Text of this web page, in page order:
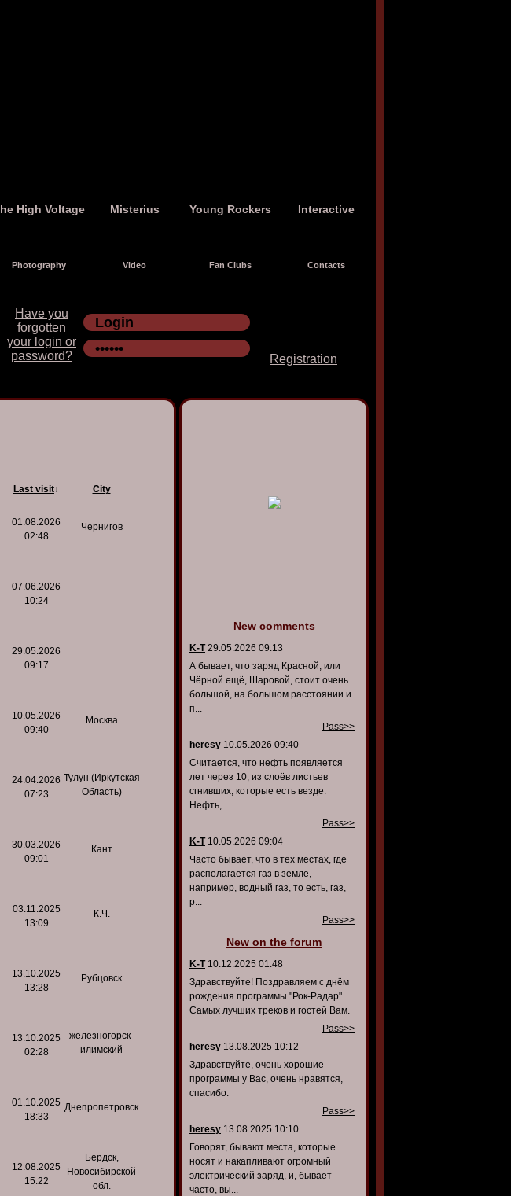
High Voltage Misterius Young Rockers Interactive
Photography Video Fan Clubs Contacts
Have you
forgotten
your login or
password?
Registration
Last visit↓ City
01.08.2026
02:48
Чернигов
07.06.2026
10:24
29.05.2026
09:17
10.05.2026
09:40
Москва
24.04.2026
07:23
Тулун (Иркутская
Область)
30.03.2026
09:01
Кант
03.11.2025
13:09
К.Ч.
13.10.2025
13:28
Рубцовск
13.10.2025
02:28
железногорск-
илимский
01.10.2025
18:33
Днепропетровск
12.08.2025
15:22
Бердск,
Новосибирской
обл.
New comments
K-T29.05.2026 09:13
А бывает, что заряд Красной, или
Чёрной ещё, Шаровой, стоит очень
большой, на большом расстоянии и
п...
Pass>>
heresy 10.05.2026 09:40
Считается, что нефть появляется
лет через 10, из слоёв листьев
сгнивших, которые есть везде.
Нефть, ...
Pass>>
K-T10.05.2026 09:04
Часто бывает, что в тех местах, где
располагается газ в земле,
например, водный газ, то есть, газ,
р...
Pass>>
New on the forum
K-T10.12.2025 01:48
Здравствуйте! Поздравляем с днём
рождения программы "Рок-Радар".
Самых лучших треков и гостей Вам.
Pass>>
heresy 13.08.2025 10:12
Здравствуйте, очень хорошие
программы у Вас, очень нравятся,
спасибо.
Pass>>
heresy 13.08.2025 10:10
Говорят, бывают места, которые
носят и накапливают огромный
электрический заряд, и, бывает
часто, вы...